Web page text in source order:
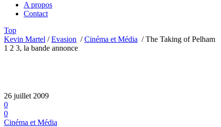
A propos
Contact
Top
Kevin Martel /Evasion /Cinéma et Média /The Taking of Pelham
1 2 3, la bande annonce
26 juillet 2009
0
0
Cinéma et Média